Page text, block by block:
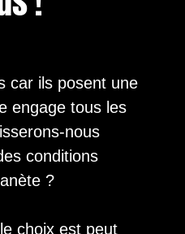
car ils posent une
engage tous les
nous
conditions
?
choix est peut